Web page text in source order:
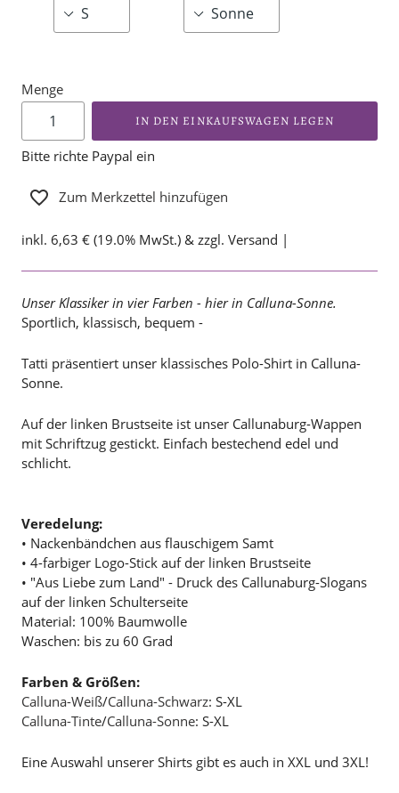
Menge
IN DEN EINKAUFSWAGEN LEGEN
Bitte richte Paypal ein
Zum Merkzettel hinzufügen
inkl. 6,63 € (19.0% MwSt.) & zzgl. Versand |
Unser Klassiker in vier Farben - hier in Calluna-Sonne.
Sportlich, klassisch, bequem -
Tatti präsentiert unser klassisches Polo-Shirt in Calluna-
Sonne.
Auf der linken Brustseite ist unser Callunaburg-Wappen
mit Schriftzug gestickt. Einfach bestechend edel und
schlicht.
Veredelung:
• Nackenbändchen aus flauschigem Samt
• 4-farbiger Logo-Stick auf der linken Brustseite
• "Aus Liebe zum Land" - Druck des Callunaburg-Slogans
auf der linken Schulterseite
Material: 100% Baumwolle
Waschen: bis zu 60 Grad
Farben & Größen:
Calluna-Weiß/Calluna-Schwarz: S-XL
Calluna-Tinte/Calluna-Sonne: S-XL
Eine Auswahl unserer Shirts gibt es auch in XXL und 3XL!